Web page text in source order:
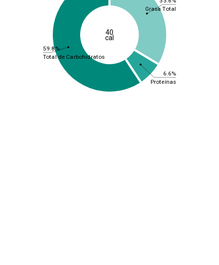
6.6%
59.8%
Grasa Total
Proteínas
Total de Carbohidratos
40
cal